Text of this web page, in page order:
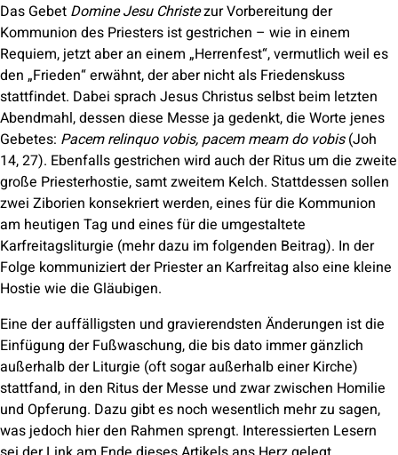
Das Gebet Domine Jesu Christezur Vorbereitung der
Kommunion des Priesters ist gestrichen – wie in einem
Requiem, jetzt aber an einem „Herrenfest“, vermutlich weil es
den „Frieden“ erwähnt, der aber nicht als Friedenskuss
stattfindet. Dabei sprach Jesus Christus selbst beim letzten
Abendmahl, dessen diese Messe ja gedenkt, die Worte jenes
Gebetes: Pacem relinquo vobis, pacem meam do vobis(Joh
14, 27). Ebenfalls gestrichen wird auch der Ritus um die zweite
große Priesterhostie, samt zweitem Kelch. Stattdessen sollen
zwei Ziborien konsekriert werden, eines für die Kommunion
am heutigen Tag und eines für die umgestaltete
Karfreitagsliturgie (mehr dazu im folgenden Beitrag). In der
Folge kommuniziert der Priester an Karfreitag also eine kleine
Hostie wie die Gläubigen.
Eine der auffälligsten und gravierendsten Änderungen ist die
Einfügung der Fußwaschung, die bis dato immer gänzlich
außerhalb der Liturgie (oft sogar außerhalb einer Kirche)
stattfand, in den Ritus der Messe und zwar zwischen Homilie
und Opferung. Dazu gibt es noch wesentlich mehr zu sagen,
was jedoch hier den Rahmen sprengt. Interessierten Lesern